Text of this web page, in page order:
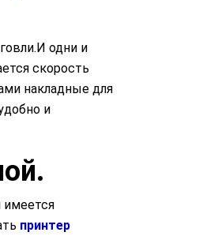
одни и
скорость
накладные для
и
имеется
принтер